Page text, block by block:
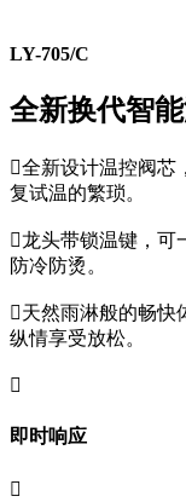
LY-705/C
全新换代智
全新设计温控阀芯
复试温的繁琐。
龙头带锁温键，可
防冷防烫。
天然雨淋般的畅快
纵情享受放松。

即时响应
